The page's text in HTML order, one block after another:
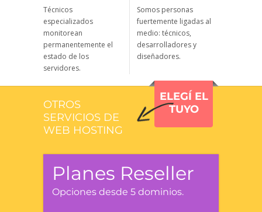
Técnicos
especializados
monitorean
permanentemente el
estado de los
servidores.
Somos personas
fuertemente ligadas al
medio: técnicos,
desarrolladores y
diseñadores.
OTROS
SERVICIOS DE
WEB HOSTING
ELEGÍ EL
TUYO
Planes Reseller
Opciones desde 5 dominios.